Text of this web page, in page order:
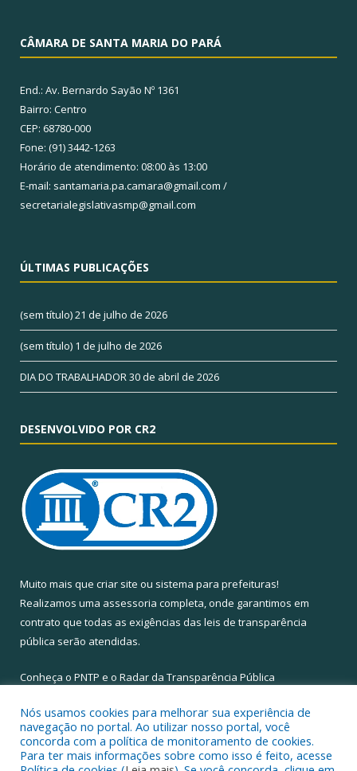
CÂMARA DE SANTA MARIA DO PARÁ
End.: Av. Bernardo Sayão Nº 1361
Bairro: Centro
CEP: 68780-000
Fone: (91) 3442-1263
Horário de atendimento: 08:00 às 13:00
E-mail: santamaria.pa.camara@gmail.com /
secretarialegislativasmp@gmail.com
ÚLTIMAS PUBLICAÇÕES
(sem título)21 de julho de 2026
(sem título) 1 de julho de 2026
DIA DO TRABALHADOR30 de abril de 2026
DESENVOLVIDO POR CR2
Muito mais que criar site ou sistema para prefeituras!
Realizamos uma assessoria completa, onde garantimos em
contrato que todas as exigências das leis de transparência
pública serão atendidas.
Conheça o PNTP e o Radar da Transparência Pública
Todos os direitos reservados a Câmara Municipal de Santa Maria
Nós usamos cookies para melhorar sua experiência de
navegação no portal. Ao utilizar nosso portal, você
concorda com a política de monitoramento de cookies.
Para ter mais informações sobre como isso é feito, acesse